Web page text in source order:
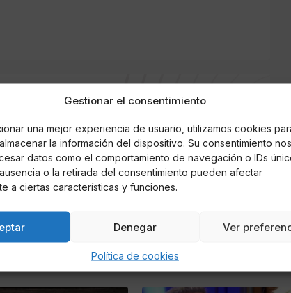
Gestionar el consentimiento
una mejor experiencia de usuario, utilizamos cookies
la información del dispositivo. Su consentimiento nos
datos como el comportamiento de navegación o IDs
o la retirada del consentimiento pueden afectar
a ciertas características y funciones.
Denegar Ver
Política de cookies